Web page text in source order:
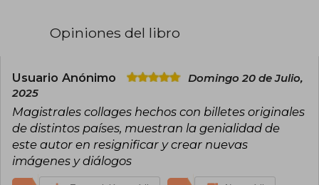
Opiniones del libro
Usuario Anónimo
Domingo 20 de Julio,
2025
Magistrales collages hechos con billetes originales
de distintos países, muestran la genialidad de
este autor en resignificar y crear nuevas
imágenes y diálogos